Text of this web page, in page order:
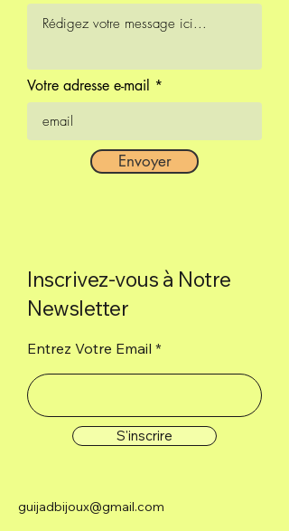
Votre adresse e-mail
Envoyer
Inscrivez-vous à Notre
Newsletter
Entrez Votre Email
S'inscrire
guijadbijoux@gmail.com